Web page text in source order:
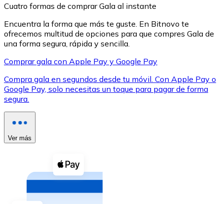
XRP
XRP
Ver todo
Compra criptomonedas con efectivo en tu tienda más
Comprar con efectivo
Cuatro formas de comprar Gala al instante
Encuentra la forma que más te guste. En Bitnovo te
ofrecemos multitud de opciones para que compres Gala de
una forma segura, rápida y sencilla.
Comprar gala con Apple Pay y Google Pay
Compra gala en segundos desde tu móvil. Con Apple Pay o
Google Pay, solo necesitas un toque para pagar de forma
segura.
Ver más